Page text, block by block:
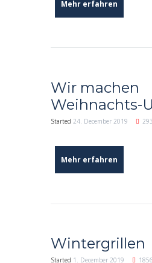
Mehr erfahren
Wir machen
Weihnachts-
Started 24. December 2019
Mehr erfahren
Wintergrillen
Started 1. December 2019 1856